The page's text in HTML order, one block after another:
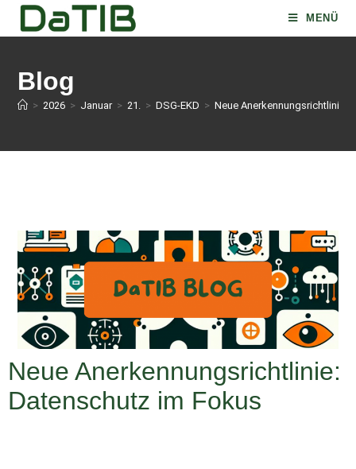
MENÜ
Blog
> 2026 > Januar > 21. > DSG-EKD > Neue Anerkennungsrichtlinie:
Neue Anerkennungsrichtlinie:
Datenschutz im Fokus